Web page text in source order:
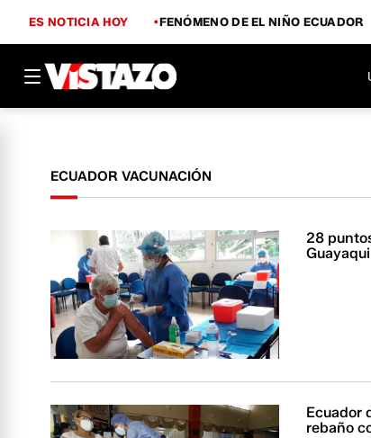
ES NOTICIA HOY FENÓMENO DE EL NIÑO ECUADOR
ECUADOR VACUNACIÓN
28
Ecuador
rebaño